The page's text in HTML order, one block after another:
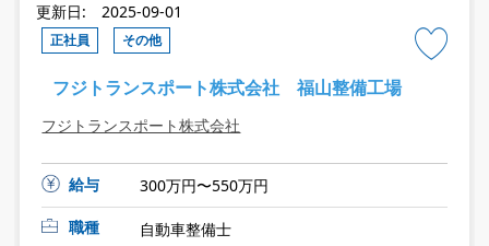
更新日: 2025-09-01
正社員 その他
フジトランスポート株式会社 福山整備工場
フジトランスポート株式会社
給与
300万円〜550万円
職種
自動車整備士